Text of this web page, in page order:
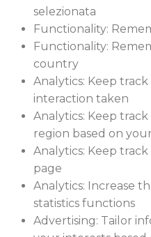
selezionata
Functionality:
Functionality:
country
Analytics: Keep
interaction taken
Analytics: Keep
region based on
Analytics: Keep
page
Analytics: Increase
statistics functions
Advertising: Tailor